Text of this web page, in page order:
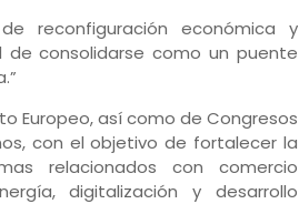
reconfiguración económica y
consolidarse como un puente
Europeo, así como de Congresos
con el objetivo de fortalecer la
relacionados con comercio
digitalización y desarrollo